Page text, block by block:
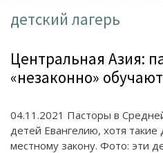
детский лагерь
Центральная Азия:
«незаконно»
04.11.2021 Пасторы в
детей Евангелию, хотя такие
местному закону. Фото: эти